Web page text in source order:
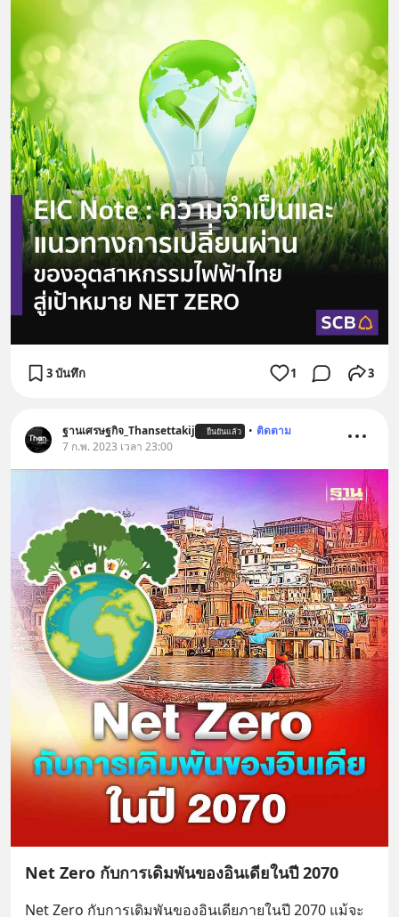
3 บันทึก 1 3
ฐานเศรษฐกิจ_Thansettakij ยืนยันแล้ว • ติดตาม
7 ก.พ. 2023 เวลา 23:00
Net Zero กับการเดิมพันของอินเดียในปี 2070
Net Zero กับการเดิมพันของอินเดียภายในปี 2070 แม้จะ